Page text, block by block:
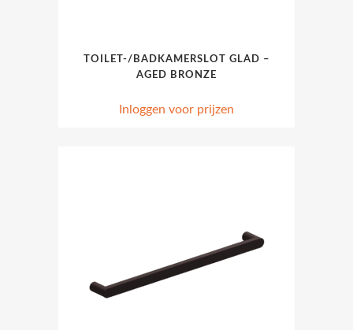
TOILET-/BADKAMERSLOT GLAD –
AGED BRONZE
Inloggen voor prijzen